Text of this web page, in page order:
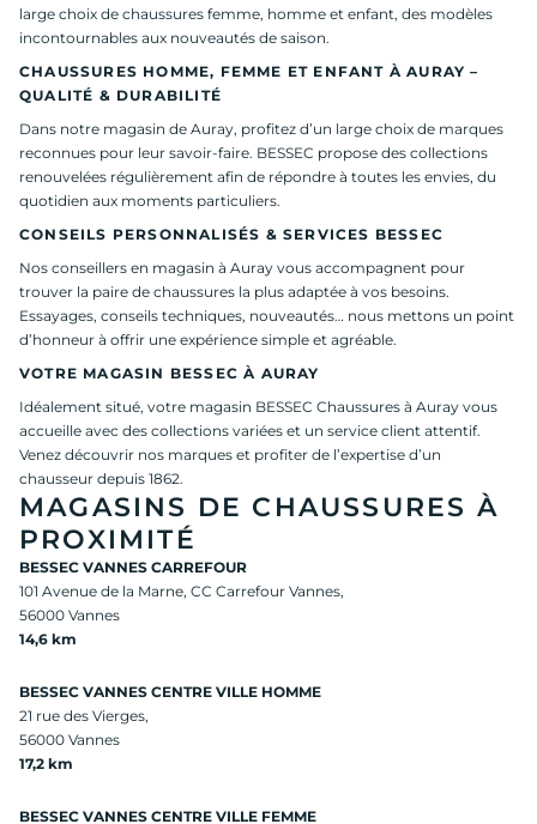
large choix de chaussures femme, homme et enfant, des modèles
incontournables aux nouveautés de saison.
CHAUSSURES HOMME, FEMME ET ENFANT À AURAY –
QUALITÉ & DURABILITÉ
Dans notre magasin de Auray, profitez d’un large choix de marques
reconnues pour leur savoir-faire. BESSEC propose des collections
renouvelées régulièrement afin de répondre à toutes les envies, du
quotidien aux moments particuliers.
CONSEILS PERSONNALISÉS & SERVICES BESSEC
Nos conseillers en magasin à Auray vous accompagnent pour
trouver la paire de chaussures la plus adaptée à vos besoins.
Essayages, conseils techniques, nouveautés… nous mettons un point
d’honneur à offrir une expérience simple et agréable.
VOTRE MAGASIN BESSEC À AURAY
Idéalement situé, votre magasin BESSEC Chaussures à Auray vous
accueille avec des collections variées et un service client attentif.
Venez découvrir nos marques et profiter de l’expertise d’un
chausseur depuis 1862.
MAGASINS DE CHAUSSURES À
PROXIMITÉ
BESSEC VANNES CARREFOUR
101 Avenue de la Marne, CC Carrefour Vannes,
56000 Vannes
14,6 km
BESSEC VANNES CENTRE VILLE HOMME
21 rue des Vierges,
56000 Vannes
17,2 km
BESSEC VANNES CENTRE VILLE FEMME